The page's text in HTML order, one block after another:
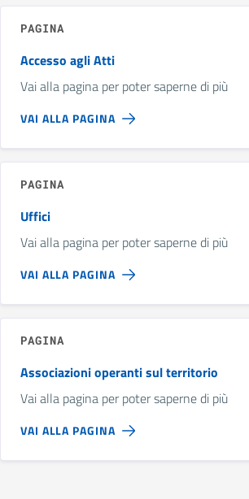
PAGINA
Accesso agli Atti
Vai alla pagina per poter saperne di più
VAI ALLA PAGINA
PAGINA
Uffici
Vai alla pagina per poter saperne di più
VAI ALLA PAGINA
PAGINA
Associazioni operanti sul territorio
Vai alla pagina per poter saperne di più
VAI ALLA PAGINA